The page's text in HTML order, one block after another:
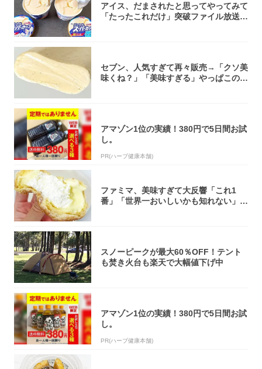
アイス、だまされたと思ってやってみて
「たったこれだけ」突破ファイル放送で
セブン、人気すぎて再々販売→「クソ美
味くね？」「美味すぎる」やっぱこのク
アマゾン1位の実績！380円で5日間お試
し。
PR(ハーブ健康本舗)
ファミマ、美味すぎて大反響「これ1
番」「世界一おいしいかも知れない」
スノーピークが最大60％OFF！テント
も焚き火台も楽天で大幅値下げ中
アマゾン1位の実績！380円で5日間お試
し。
PR(ハーブ健康本舗)